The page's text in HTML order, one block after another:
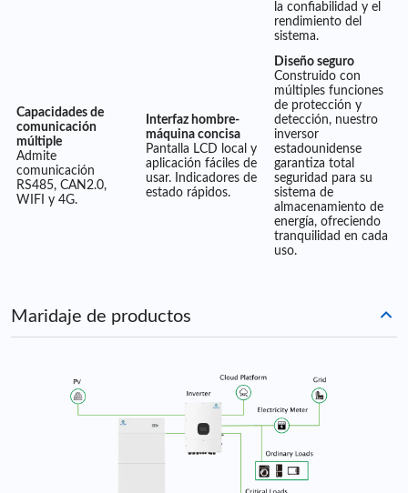
la confiabilidad y el
rendimiento del
sistema.
Capacidades de
comunicación
múltiple
Admite
comunicación
RS485, CAN2.0,
WIFI y 4G.
Interfaz hombre-
máquina concisa
Pantalla LCD local y
aplicación fáciles de
usar. Indicadores de
estado rápidos.
Diseño seguro
Construido con
múltiples funciones
de protección y
detección, nuestro
inversor
estadounidense
garantiza total
seguridad para su
sistema de
almacenamiento de
energía, ofreciendo
tranquilidad en cada
uso.
Maridaje de productos